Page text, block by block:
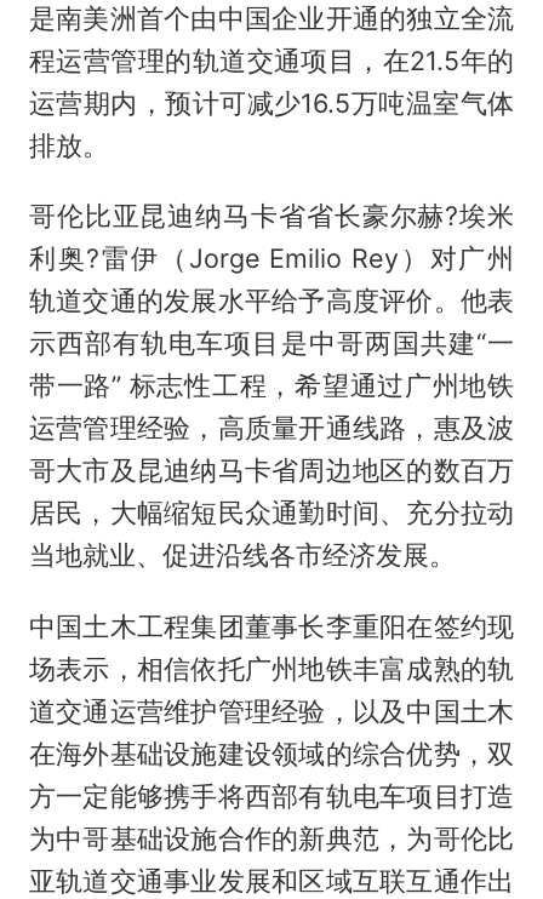
是南美洲首个由中国企业开通的独立全流
程运营管理的轨道交通项目，在21.5年的
运营期内，预计可减少16.5万吨温室气体
排放。
哥伦比亚昆迪纳马卡省省长豪尔赫?埃米
利奥?雷伊（Jorge Emilio Rey）对广州
轨道交通的发展水平给予高度评价。他表
示西部有轨电车项目是中哥两国共建“一
带一路” 标志性工程，希望通过广州地铁
运营管理经验，高质量开通线路，惠及波
哥大市及昆迪纳马卡省周边地区的数百万
居民，大幅缩短民众通勤时间、充分拉动
当地就业、促进沿线各市经济发展。
中国土木工程集团董事长李重阳在签约现
场表示，相信依托广州地铁丰富成熟的轨
道交通运营维护管理经验，以及中国土木
在海外基础设施建设领域的综合优势，双
方一定能够携手将西部有轨电车项目打造
为中哥基础设施合作的新典范，为哥伦比
亚轨道交通事业发展和区域互联互通作出